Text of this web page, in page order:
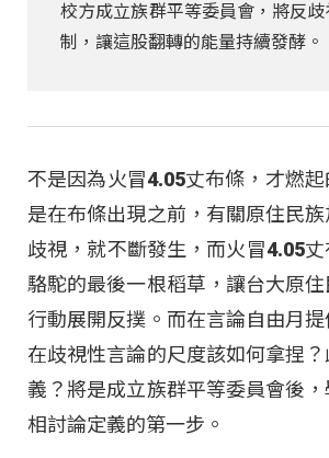
校方成立族群平等委員會，將反
制，讓這股翻轉的能量持續發酵。
不是因為火冒4.05丈布條，才燃
是在布條出現之前，有關原住民
歧視，就不斷發生，而火冒4.05
駱駝的最後一根稻草，讓台大原
行動展開反撲。而在言論自由月提
在歧視性言論的尺度該如何拿捏
義？將是成立族群平等委員會後
相討論定義的第一步。